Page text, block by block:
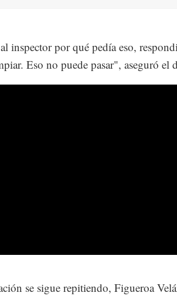
inspector por qué pedía eso,
Eso no puede pasar", aseguró el
se sigue repitiendo, Figueroa